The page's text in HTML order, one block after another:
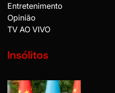
Entretenimento
Opinião
TV AO VIVO
Insólitos